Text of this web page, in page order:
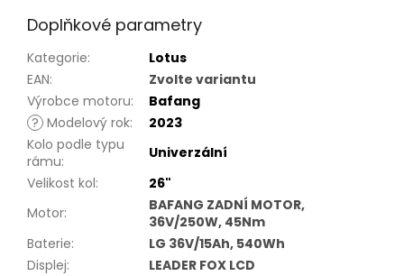
Doplňkové parametry
Kategorie:
Lotus
EAN:
Zvolte variantu
Výrobce motoru:
Bafang
? Modelový rok:
2023
Kolo podle typu
rámu:
Univerzální
Velikost kol:
26"
Motor:
BAFANG ZADNÍ MOTOR,
36V/250W, 45Nm
Baterie:
LG 36V/15Ah, 540Wh
Displej:
LEADER FOX LCD